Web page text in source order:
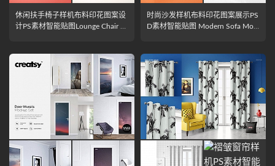
休闲扶手椅子样机布料印花图案设
计PS素材智能贴图Lounge Chair &
时尚沙发样机布料印花图案展示PS
D素材智能贴图 Modern Sofa Moc